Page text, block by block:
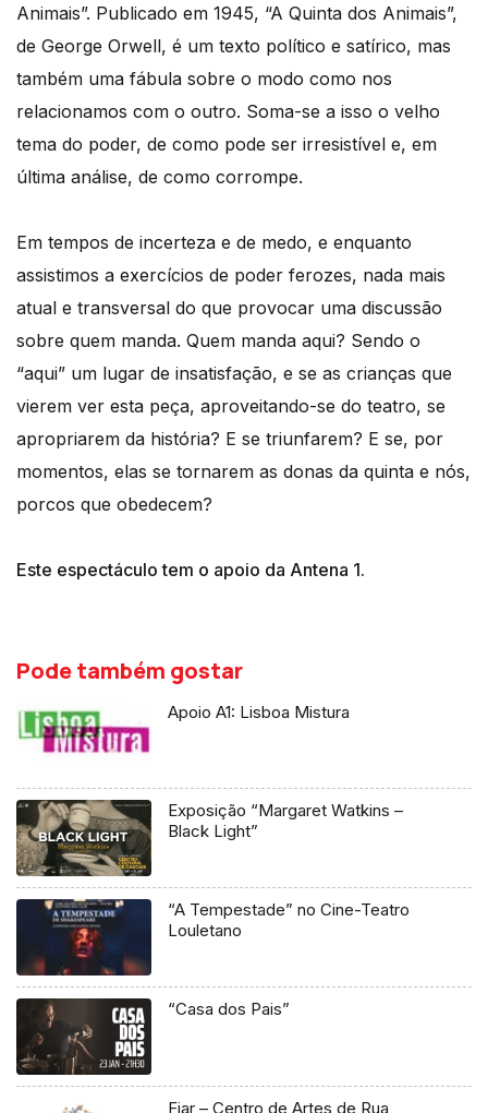
Animais”. Publicado em 1945, “A Quinta dos Animais”,
de George Orwell, é um texto político e satírico, mas
também uma fábula sobre o modo como nos
relacionamos com o outro. Soma-se a isso o velho
tema do poder, de como pode ser irresistível e, em
última análise, de como corrompe.
Em tempos de incerteza e de medo, e enquanto
assistimos a exercícios de poder ferozes, nada mais
atual e transversal do que provocar uma discussão
sobre quem manda. Quem manda aqui? Sendo o
“aqui” um lugar de insatisfação, e se as crianças que
vierem ver esta peça, aproveitando-se do teatro, se
apropriarem da história? E se triunfarem? E se, por
momentos, elas se tornarem as donas da quinta e nós,
porcos que obedecem?
Este espectáculo tem o apoio da Antena 1.
Pode também gostar
Apoio A1: Lisboa Mistura
Exposição “Margaret Watkins –
Black Light”
“A Tempestade” no Cine-Teatro
Louletano
“Casa dos Pais”
Fiar – Centro de Artes de Rua